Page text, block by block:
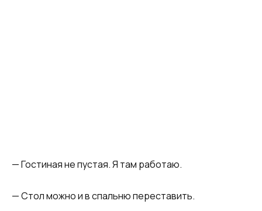
— Гостиная не пустая. Я там работаю.
— Стол можно и в спальню переставить.